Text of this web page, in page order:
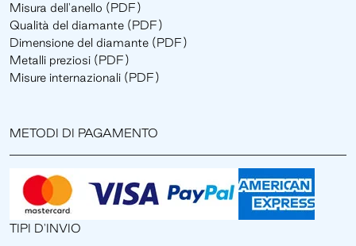
Misura dell'anello (PDF)
Qualità del diamante (PDF)
Dimensione del diamante (PDF)
Metalli preziosi (PDF)
Misure internazionali (PDF)
METODI DI PAGAMENTO
TIPI D'INVIO